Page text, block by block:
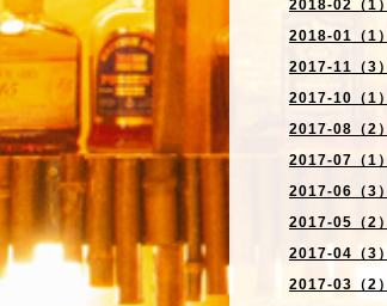
2018-02（1）
2018-01（1）
2017-11（3）
2017-10（1）
2017-08（2）
2017-07（1）
2017-06（3）
2017-05（2）
2017-04（3）
2017-03（2）